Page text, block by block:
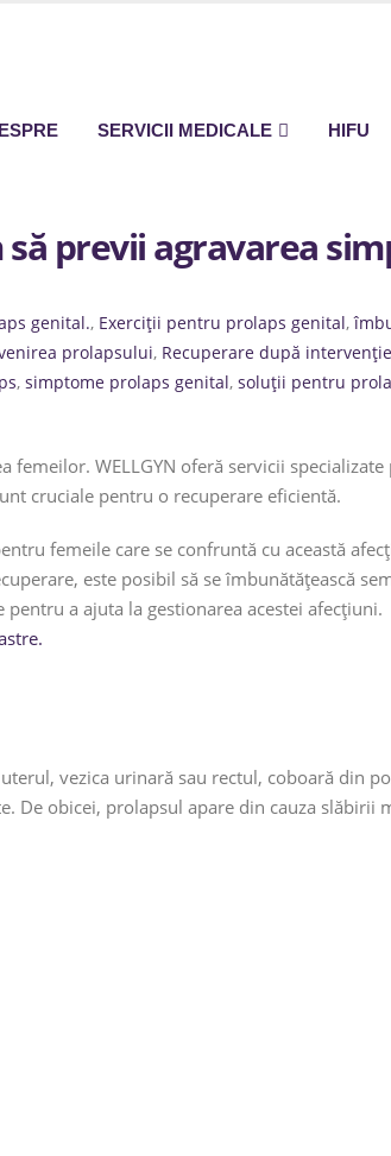
SERVICII MEDICALE HIFU
previi agravarea
genital., Exerciții pentru prolaps genital,
prolapsului, Recuperare după intervenție
, simptome prolaps genital, soluții pentru
WELLGYN oferă servicii
cruciale pentru o recuperare eficientă.
femeile care se confruntă cu această
este posibil să se îmbunătățească
a ajuta la gestionarea acestei afecțiuni.
vezica urinară sau rectul, coboară din
De obicei, prolapsul apare din cauza slăbirii